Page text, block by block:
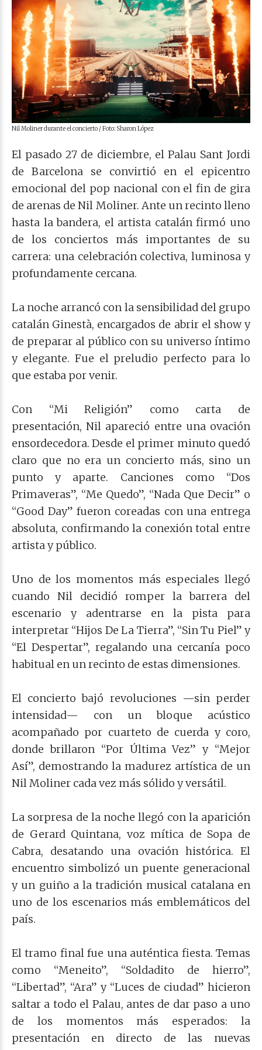
Nil Moliner durante el concierto / Foto: Sharon López
El pasado 27 de diciembre, el Palau Sant Jordi
de Barcelona se convirtió en el epicentro
emocional del pop nacional con el fin de gira
de arenas de Nil Moliner. Ante un recinto lleno
hasta la bandera, el artista catalán firmó uno
de los conciertos más importantes de su
carrera: una celebración colectiva, luminosa y
profundamente cercana.
La noche arrancó con la sensibilidad del grupo
catalán Ginestà, encargados de abrir el show y
de preparar al público con su universo íntimo
y elegante. Fue el preludio perfecto para lo
que estaba por venir.
Con “Mi Religión” como carta de
presentación, Nil apareció entre una ovación
ensordecedora. Desde el primer minuto quedó
claro que no era un concierto más, sino un
punto y aparte. Canciones como “Dos
Primaveras”, “Me Quedo”, “Nada Que Decir” o
“Good Day” fueron coreadas con una entrega
absoluta, confirmando la conexión total entre
artista y público.
Uno de los momentos más especiales llegó
cuando Nil decidió romper la barrera del
escenario y adentrarse en la pista para
interpretar “Hijos De La Tierra”, “Sin Tu Piel” y
“El Despertar”, regalando una cercanía poco
habitual en un recinto de estas dimensiones.
El concierto bajó revoluciones —sin perder
intensidad— con un bloque acústico
acompañado por cuarteto de cuerda y coro,
donde brillaron “Por Última Vez” y “Mejor
Así”, demostrando la madurez artística de un
Nil Moliner cada vez más sólido y versátil.
La sorpresa de la noche llegó con la aparición
de Gerard Quintana, voz mítica de Sopa de
Cabra, desatando una ovación histórica. El
encuentro simbolizó un puente generacional
y un guiño a la tradición musical catalana en
uno de los escenarios más emblemáticos del
país.
El tramo final fue una auténtica fiesta. Temas
como “Meneito”, “Soldadito de hierro”,
“Libertad”, “Ara” y “Luces de ciudad” hicieron
saltar a todo el Palau, antes de dar paso a uno
de los momentos más esperados: la
presentación en directo de las nuevas